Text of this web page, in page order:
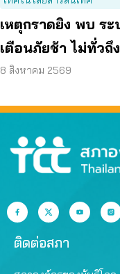
เหตุกราดยิง พบ ระ
เตือนภัยช้า ไม่ทั่วถึ
ชัดเจน
8 สิงหาคม 2569
ติดต่อสภา